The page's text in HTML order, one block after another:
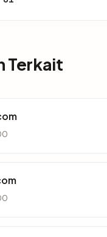
Terkait